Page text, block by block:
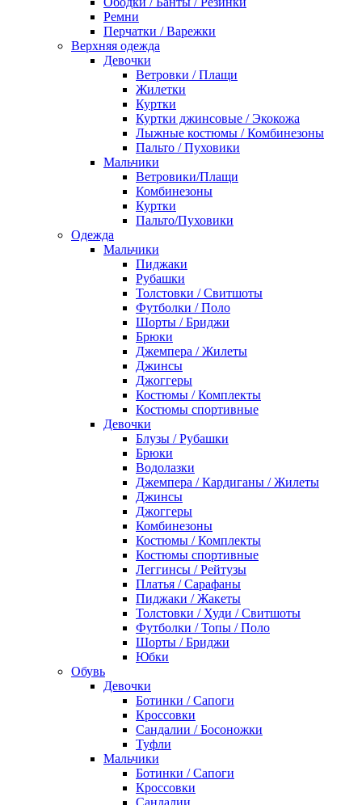
Ремни
Перчатки / Варежки
Верхняя одежда
Девочки
Ветровки / Плащи
Жилетки
Куртки
Куртки джинсовые / Экокожа
Лыжные костюмы / Комбинезоны
Пальто / Пуховики
Мальчики
Ветровики/Плащи
Комбинезоны
Куртки
Пальто/Пуховики
Одежда
Мальчики
Пиджаки
Рубашки
Толстовки / Свитшоты
Футболки / Поло
Шорты / Бриджи
Брюки
Джемпера / Жилеты
Джинсы
Джоггеры
Костюмы / Комплекты
Костюмы спортивные
Девочки
Блузы / Рубашки
Брюки
Водолазки
Джемпера / Кардиганы / Жилеты
Джинсы
Джоггеры
Комбинезоны
Костюмы / Комплекты
Костюмы спортивные
Леггинсы / Рейтузы
Платья / Сарафаны
Пиджаки / Жакеты
Толстовки / Худи / Свитшоты
Футболки / Топы / Поло
Шорты / Бриджи
Юбки
Обувь
Девочки
Ботинки / Сапоги
Кроссовки
Сандалии / Босоножки
Туфли
Мальчики
Ботинки / Сапоги
Кроссовки
Сандалии